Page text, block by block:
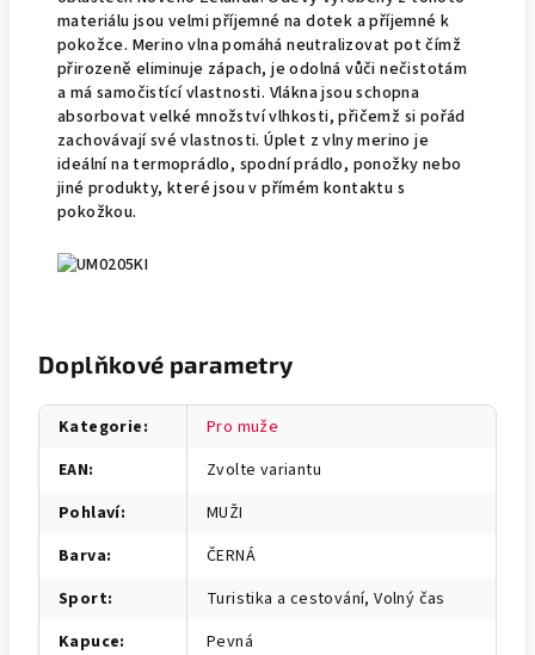
materiálu jsou velmi příjemné na dotek a příjemné k
pokožce. Merino vlna pomáhá neutralizovat pot čímž
přirozeně eliminuje zápach, je odolná vůči nečistotám
a má samočistící vlastnosti. Vlákna jsou schopna
absorbovat velké množství vlhkosti, přičemž si pořád
zachovávají své vlastnosti. Úplet z vlny merino je
ideální na termoprádlo, spodní prádlo, ponožky nebo
jiné produkty, které jsou v přímém kontaktu s
pokožkou.
Doplňkové parametry
Kategorie:
Pro muže
EAN:
Zvolte variantu
Pohlaví:
MUŽI
Barva:
ČERNÁ
Sport:
Turistika a cestování, Volný čas
Kapuce:
Pevná